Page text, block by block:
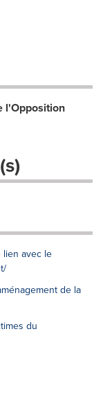
l'Opposition
lien avec le
de la
du